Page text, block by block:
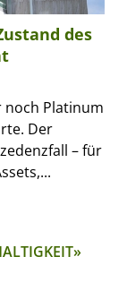
des
Platinum
Der
– für